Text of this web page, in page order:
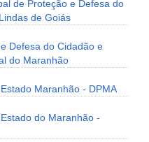
de Proteção e Defesa do
de Goiás
Defesa do Cidadão e
do Maranhão
Maranhão - DPMA
do Maranhão -